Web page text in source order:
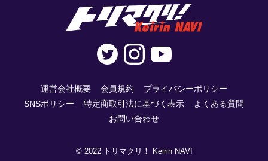
運営会社概要 会員規約
プライバシーポリシー
SNSポリシー
特定商取引法に基づく表示
よくある質問
お問い合わせ
© 2022 トリマクリ！ Keirin NAVI